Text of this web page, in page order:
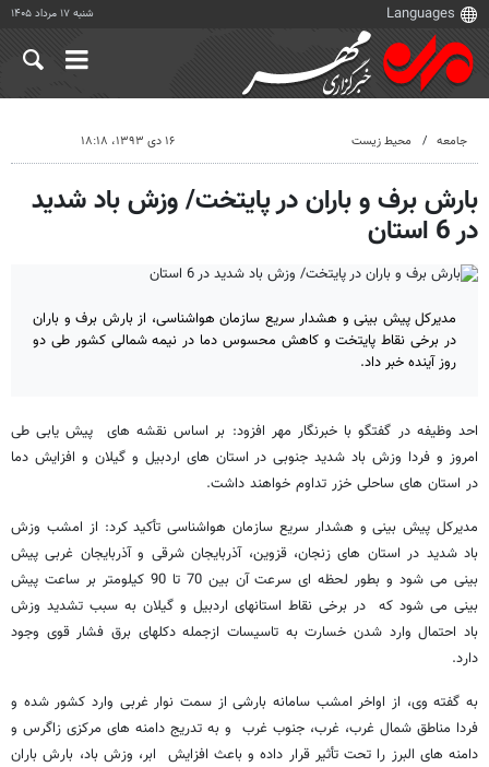
شنبه ۱۷ مرداد ۱۴۰۵
جامعه محیط زیست ۱۶ دی ۱۳۹۳، ۱۸:۱۸
بارش برف و باران در پایتخت/ وزش باد شدید
در 6 استان
مدیرکل پیش بینی و هشدار سریع سازمان هواشناسی، از بارش برف و باران
در برخی نقاط پایتخت و کاهش محسوس دما در نیمه شمالی کشور طی دو
روز آینده خبر داد.
احد وظیفه در گفتگو با خبرنگار مهر افزود: بر اساس نقشه های پیش یابی طی
امروز و فردا وزش باد شدید جنوبی در استان های اردبیل و گیلان و افزایش دما
در استان های ساحلی خزر تداوم خواهند داشت.
مدیرکل پیش بینی و هشدار سریع سازمان هواشناسی تأکید کرد: از امشب وزش
باد شدید در استان های زنجان، قزوین، آذربایجان شرقی و آذربایجان غربی پیش
بینی می شود و بطور لحظه ای سرعت آن بین 70 تا 90 کیلومتر بر ساعت پیش
بینی می شود که در برخی نقاط استانهای اردبیل و گیلان به سبب تشدید وزش
باد احتمال وارد شدن خسارت به تاسیسات ازجمله دکلهای برق فشار قوی وجود
دارد.
به گفته وی، از اواخر امشب سامانه بارشی از سمت نوار غربی وارد کشور شده و
فردا مناطق شمال غرب، غرب، جنوب غرب و به تدریج دامنه های مرکزی زاگرس و
دامنه های البرز را تحت تأثیر قرار داده و باعث افزایش ابر، وزش باد، بارش باران